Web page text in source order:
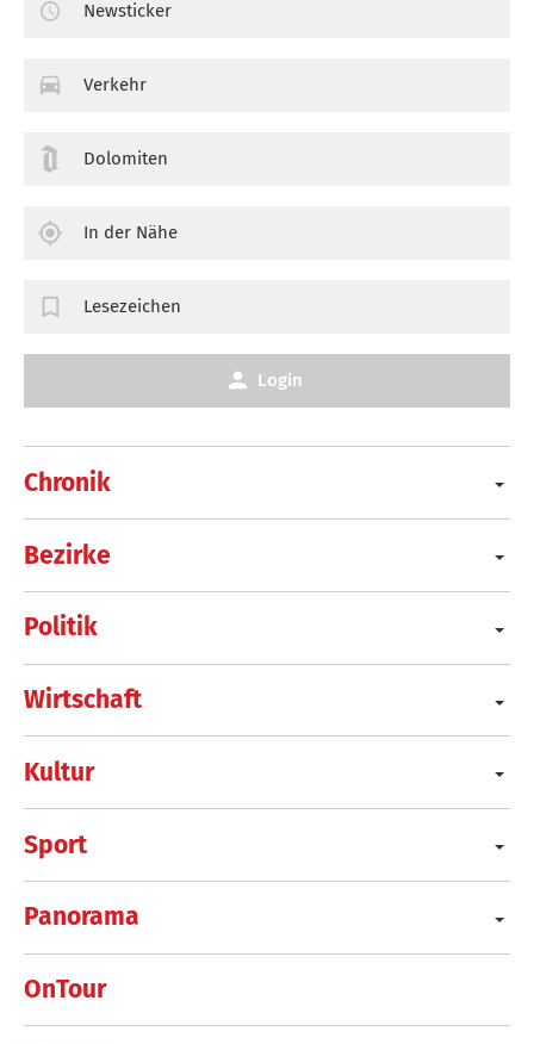
Chronik
Bezirke
Politik
Wirtschaft
Kultur
Sport
Panorama
OnTour
Newsticker
Verkehr
Dolomiten
In der Nähe
Lesezeichen
Login